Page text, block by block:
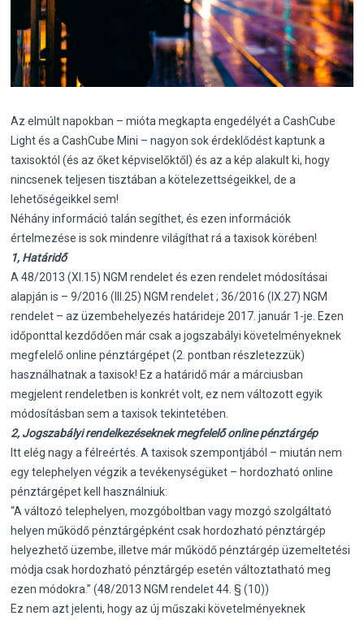
Az elmúlt napokban – mióta megkapta engedélyét a CashCube
Light és a CashCube Mini – nagyon sok érdeklődést kaptunk a
taxisoktól (és az őket képviselőktől) és az a kép alakult ki, hogy
nincsenek teljesen tisztában a kötelezettségeikkel, de a
lehetőségeikkel sem!
Néhány információ talán segíthet, és ezen információk
értelmezése is sok mindenre világíthat rá a taxisok körében!
1, Határidő
A 48/2013 (XI.15) NGM rendelet és ezen rendelet módosításai
alapján is – 9/2016 (III.25) NGM rendelet ; 36/2016 (IX.27) NGM
rendelet – az üzembehelyezés határideje 2017. január 1-je. Ezen
időponttal kezdődően már csak a jogszabályi követelményeknek
megfelelő online pénztárgépet (2. pontban részletezzük)
használhatnak a taxisok! Ez a határidő már a márciusban
megjelent rendeletben is konkrét volt, ez nem változott egyik
módosításban sem a taxisok tekintetében.
2, Jogszabályi rendelkezéseknek megfelelő online pénztárgép
Itt elég nagy a félreértés. A taxisok szempontjából – miután nem
egy telephelyen végzik a tevékenységüket – hordozható online
pénztárgépet kell használniuk:
“A változó telephelyen, mozgóboltban vagy mozgó szolgáltató
helyen működő pénztárgépként csak hordozható pénztárgép
helyezhető üzembe, illetve már működő pénztárgép üzemeltetési
módja csak hordozható pénztárgép esetén változtatható meg
ezen módokra.” (48/2013 NGM rendelet 44. § (10))
Ez nem azt jelenti, hogy az új műszaki követelményeknek